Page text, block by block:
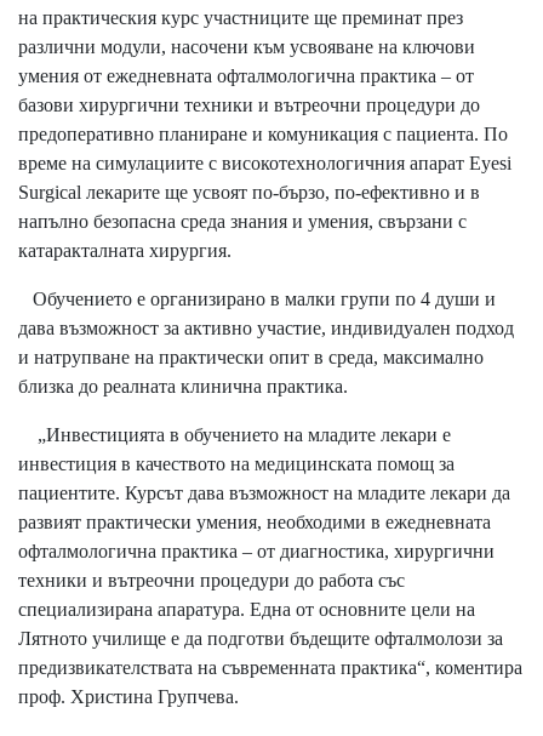
на практическия курс участниците ще преминат през
различни модули, насочени към усвояване на ключови
умения от ежедневната офталмологична практика – от
базови хирургични техники и вътреочни процедури до
предоперативно планиране и комуникация с пациента. По
време на симулациите с високотехнологичния апарат Eyesi
Surgical лекарите ще усвоят по-бързо, по-ефективно и в
напълно безопасна среда знания и умения, свързани с
катаракталната хирургия.
Обучението е организирано в малки групи по 4 души и
дава възможност за активно участие, индивидуален подход
и натрупване на практически опит в среда, максимално
близка до реалната клинична практика.
„Инвестицията в обучението на младите лекари е
инвестиция в качеството на медицинската помощ за
пациентите. Курсът дава възможност на младите лекари да
развият практически умения, необходими в ежедневната
офталмологична практика – от диагностика, хирургични
техники и вътреочни процедури до работа със
специализирана апаратура. Една от основните цели на
Лятното училище е да подготви бъдещите офталмолози за
предизвикателствата на съвременната практика“, коментира
проф. Христина Групчева.